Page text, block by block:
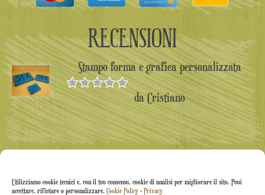
Utilizziamo cookie tecnici e, con il tuo consenso, cookie di analisi per migliorare il sito. Puoi
accettare, rifiutare o personalizzare. Cookie Policy - Privacy
RECENSIONI
Stampo forma e grafica personalizzata
Valutato5
su 5
da Cristiano